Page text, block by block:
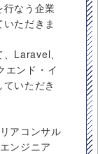
行なう企業
ただきま
Laravel、
エンド・イ
いただき
アコンサル
ンジニア